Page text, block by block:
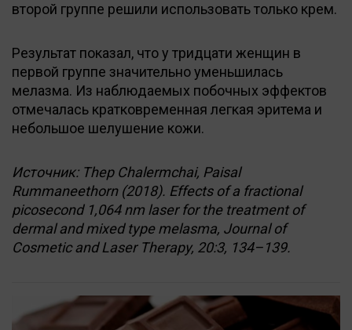
второй группе решили использовать только крем.
Результат показал, что у тридцати женщин в
первой группе значительно уменьшилась
мелазма. Из наблюдаемых побочных эффектов
отмечалась кратковременная легкая эритема и
небольшое шелушение кожи.
Источник: Thep Chalermchai, Paisal
Rummaneethorn (2018). Effects of a fractional
picosecond 1,064 nm laser for the treatment of
dermal and mixed type melasma, Journal of
Cosmetic and Laser Therapy, 20:3, 134–139.